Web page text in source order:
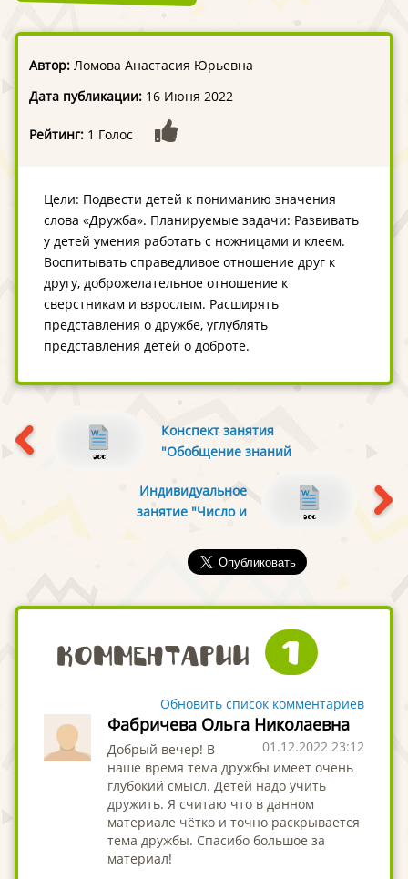
Автор: Ломова Анастасия Юрьевна
Дата публикации: 16 Июня 2022
Рейтинг: 1 Голос
Цели: Подвести детей к пониманию значения
слова «Дружба». Планируемые задачи: Развивать
у детей умения работать с ножницами и клеем.
Воспитывать справедливое отношение друг к
другу, доброжелательное отношение к
сверстникам и взрослым. Расширять
представления о дружбе, углублять
представления детей о доброте.
Конспект занятия
"Обобщение знаний
Индивидуальное
занятие "Число и
Комментарии 1
Обновить список комментариев
Фабричева Ольга Николаевна
01.12.2022 23:12
Добрый вечер! В
наше время тема дружбы имеет очень
глубокий смысл. Детей надо учить
дружить. Я считаю что в данном
материале чётко и точно раскрывается
тема дружбы. Спасибо большое за
материал!